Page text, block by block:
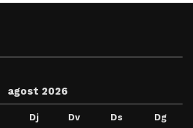
agost 2026
Dj Dv Ds Dg